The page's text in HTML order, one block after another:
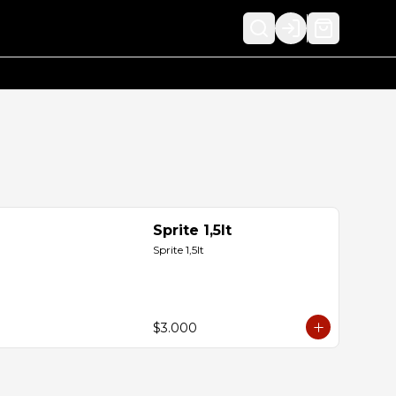
Login
Sprite 1,5lt
Sprite 1,5lt
$3.000